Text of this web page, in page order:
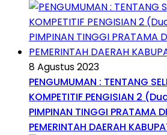
8 Agustus 2023
PENGUMUMAN : TENTANG
KOMPETITIF PENGISIAN 2
PIMPINAN TINGGI PRATAMA
PEMERINTAH DAERAH